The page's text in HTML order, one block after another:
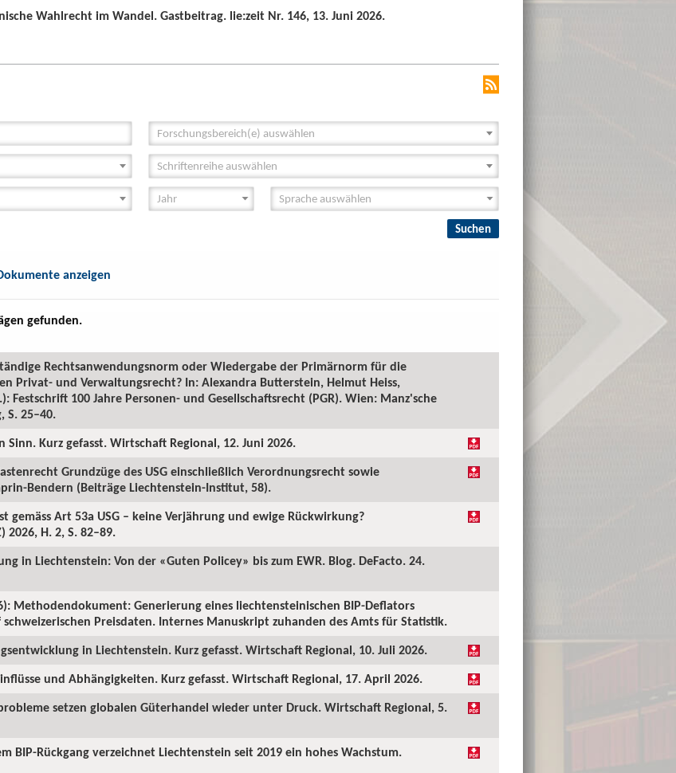
Wahlrecht im Wandel. Gastbeitrag. lie:zeit Nr. 146, 13. Juni 2026.
Forschungsbereich(e) auswählen
Schriftenreihe auswählen
anzeigen
gefunden.
Rechtsanwendungsnorm oder Wiedergabe der Primärnorm für die
Privat- und Verwaltungsrecht? In: Alexandra Butterstein, Helmut Heiss,
Festschrift 100 Jahre Personen- und Gesellschaftsrecht (PGR). Wien: Manz'sche
S. 25–40.
Kurz gefasst. Wirtschaft Regional, 12. Juni 2026.
Grundzüge des USG einschließlich Verordnungsrecht sowie
Bendern (Beiträge Liechtenstein-Institut, 58).
gemäss Art 53a USG – keine Verjährung und ewige Rückwirkung?
2026, H. 2, S. 82–89.
in Liechtenstein: Von der «Guten Policey» bis zum EWR. Blog. DeFacto. 24.
Methodendokument: Generierung eines liechtensteinischen BIP-Deflators
Preisdaten. Internes Manuskript zuhanden des Amts für Statistik.
in Liechtenstein. Kurz gefasst. Wirtschaft Regional, 10. Juli 2026.
und Abhängigkeiten. Kurz gefasst. Wirtschaft Regional, 17. April 2026.
setzen globalen Güterhandel wieder unter Druck. Wirtschaft Regional, 5.
BIP-Rückgang verzeichnet Liechtenstein seit 2019 ein hohes Wachstum.